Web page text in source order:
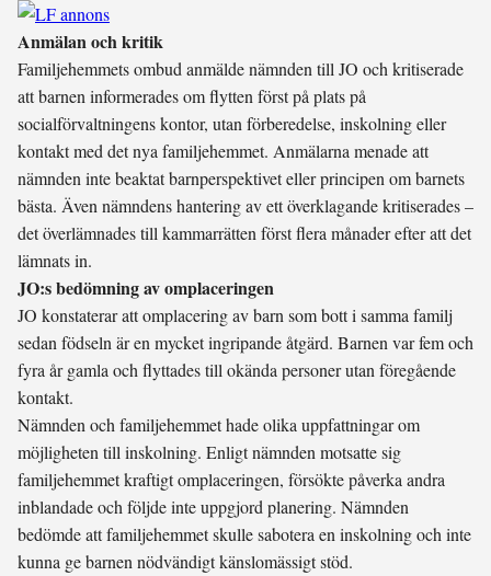
Anmälan och kritik
Familjehemmets ombud anmälde nämnden till JO och kritiserade
att barnen informerades om flytten först på plats på
socialförvaltningens kontor, utan förberedelse, inskolning eller
kontakt med det nya familjehemmet. Anmälarna menade att
nämnden inte beaktat barnperspektivet eller principen om barnets
bästa. Även nämndens hantering av ett överklagande kritiserades –
det överlämnades till kammarrätten först flera månader efter att det
lämnats in.
JO:s bedömning av omplaceringen
JO konstaterar att omplacering av barn som bott i samma familj
sedan födseln är en mycket ingripande åtgärd. Barnen var fem och
fyra år gamla och flyttades till okända personer utan föregående
kontakt.
Nämnden och familjehemmet hade olika uppfattningar om
möjligheten till inskolning. Enligt nämnden motsatte sig
familjehemmet kraftigt omplaceringen, försökte påverka andra
inblandade och följde inte uppgjord planering. Nämnden
bedömde att familjehemmet skulle sabotera en inskolning och inte
kunna ge barnen nödvändigt känslomässigt stöd.